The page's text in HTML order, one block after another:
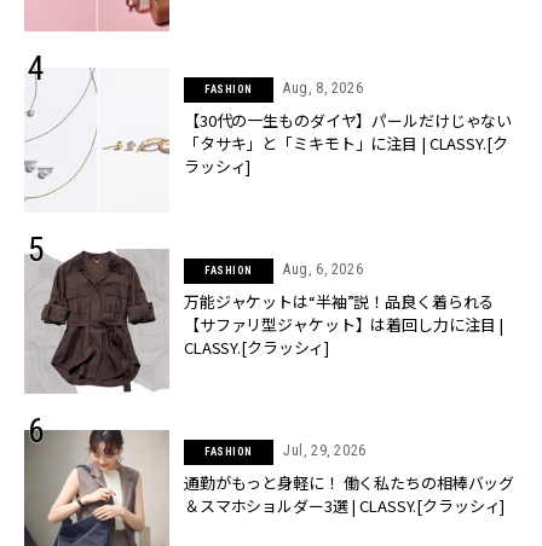
FASHION Aug, 8, 2026
【30代の一生ものダイヤ】パールだけじゃない
「タサキ」と「ミキモト」に注目 | CLASSY.[ク
ラッシィ]
FASHION Aug, 6, 2026
万能ジャケットは“半袖”説！品良く着られる
【サファリ型ジャケット】は着回し力に注目 |
CLASSY.[クラッシィ]
FASHION Jul, 29, 2026
通勤がもっと身軽に！ 働く私たちの相棒バッグ
＆スマホショルダー3選 | CLASSY.[クラッシィ]